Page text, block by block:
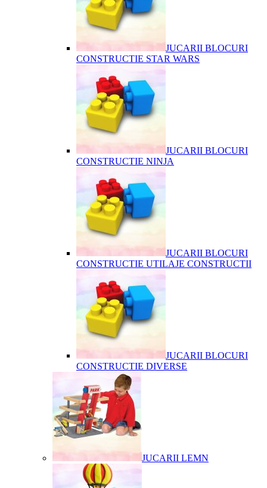
JUCARII BLOCURI
CONSTRUCTIE STAR WARS
JUCARII BLOCURI
CONSTRUCTIE NINJA
JUCARII BLOCURI
CONSTRUCTIE UTILAJE CONSTRUCTII
JUCARII BLOCURI
CONSTRUCTIE DIVERSE
JUCARII LEMN